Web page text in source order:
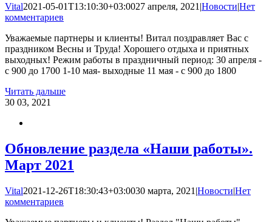
Vital2021-05-01T13:10:30+03:0027 апреля, 2021 |Новости|Нет
комментариев
Уважаемые партнеры и клиенты! Витал поздравляет Вас с
праздником Весны и Труда! Хорошего отдыха и приятных
выходных! Режим работы в праздничный период: 30 апреля -
с 900 до 1700 1-10 мая- выходные 11 мая - с 900 до 1800
Читать дальше
30 03, 2021
Обновление раздела «Наши работы».
Март 2021
Vital2021-12-26T18:30:43+03:0030 марта, 2021 |Новости|Нет
комментариев